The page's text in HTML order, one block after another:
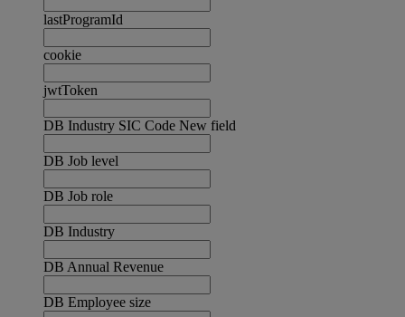
lastProgramId
cookie
jwtToken
DB Industry SIC Code New field
DB Job level
DB Job role
DB Industry
DB Annual Revenue
DB Employee size